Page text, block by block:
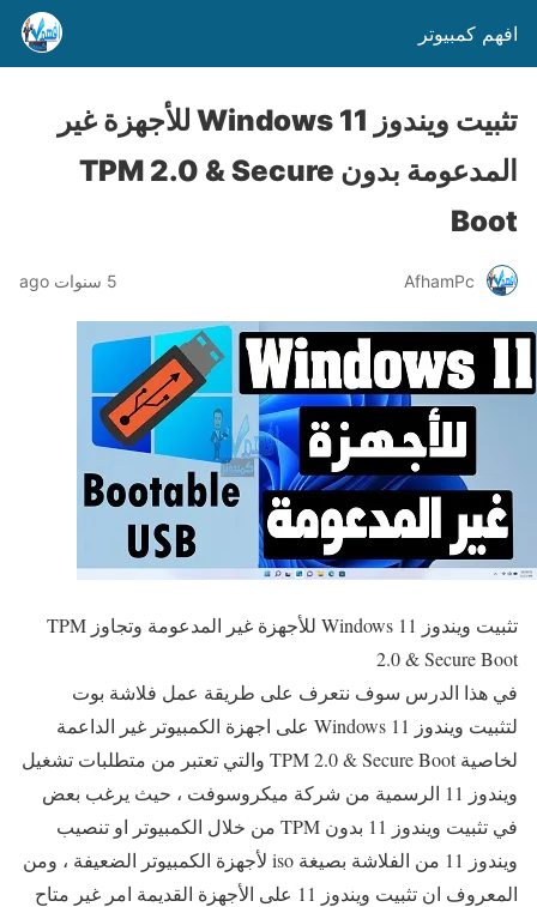
افهم كمبيوتر
تثبيت ويندوز Windows 11 للأجهزة غير
المدعومة بدون TPM 2.0 & Secure
Boot
AfhamPc 5 سنوات ago
تثبيت ويندوز Windows 11 للأجهزة غير المدعومة وتجاوز TPM
2.0 & Secure Boot
في هذا الدرس سوف نتعرف على طريقة عمل فلاشة بوت
لتثبيت ويندوز Windows 11 على اجهزة الكمبيوتر غير الداعمة
لخاصية TPM 2.0 & Secure Boot والتي تعتبر من متطلبات تشغيل
ويندوز 11 الرسمية من شركة ميكروسوفت ، حيث يرغب بعض
في تثبيت ويندوز 11 بدون TPM من خلال الكمبيوتر او تنصيب
ويندوز 11 من الفلاشة بصيغة iso لأجهزة الكمبيوتر الضعيفة ، ومن
المعروف ان تثبيت ويندوز 11 على الأجهزة القديمة امر غير متاح